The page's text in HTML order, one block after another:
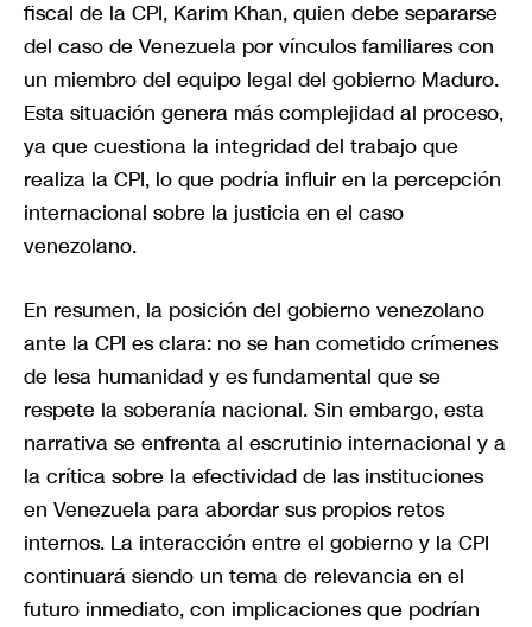
fiscal de la CPI, Karim Khan, quien debe separarse
del caso de Venezuela por vínculos familiares con
un miembro del equipo legal del gobierno Maduro.
Esta situación genera más complejidad al proceso,
ya que cuestiona la integridad del trabajo que
realiza la CPI, lo que podría influir en la percepción
internacional sobre la justicia en el caso
venezolano.
En resumen, la posición del gobierno venezolano
ante la CPI es clara: no se han cometido crímenes
de lesa humanidad y es fundamental que se
respete la soberanía nacional. Sin embargo, esta
narrativa se enfrenta al escrutinio internacional y a
la crítica sobre la efectividad de las instituciones
en Venezuela para abordar sus propios retos
internos. La interacción entre el gobierno y la CPI
continuará siendo un tema de relevancia en el
futuro inmediato, con implicaciones que podrían